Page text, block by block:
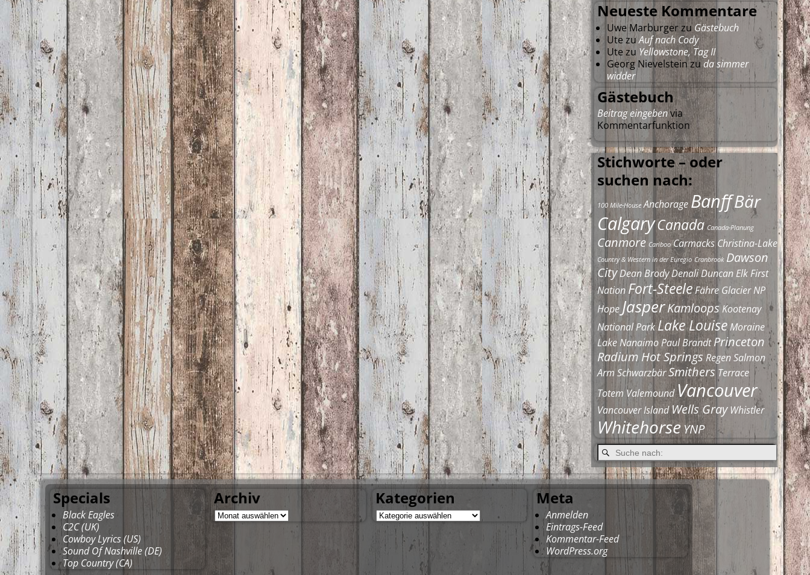
Neueste Kommentare
Uwe MarburgerzuGästebuch
Ute zuAuf nach Cody
Utezu Yellowstone, Tag II
Georg Nievelsteinzuda simmer
widder
Gästebuch
Beitrag eingebenvia
Kommentarfunktion
Stichworte – oder
suchen nach:
100 Mile-House Anchorage BanffBär
CalgaryCanada Canada-Planung
Canmore Cariboo Carmacks Christina-Lake
Country & Western in der Euregio Cranbrook Dawson
CityDean BrodyDenaliDuncanElkFirst
Nation Fort-SteeleFähre Glacier NP
Hope JasperKamloopsKootenay
National Park Lake LouiseMoraine
LakeNanaimoPaul BrandtPrinceton
Radium Hot SpringsRegenSalmon
Arm SchwarzbärSmithers Terrace
Totem Valemound Vancouver
Vancouver IslandWells Gray Whistler
Whitehorse YNP
Specials
Black Eagles
C2C (UK)
Cowboy Lyrics (US)
Sound Of Nashville (DE)
Top Country (CA)
Archiv Kategorien Meta
Anmelden
Eintrags-Feed
Kommentar-Feed
WordPress.org